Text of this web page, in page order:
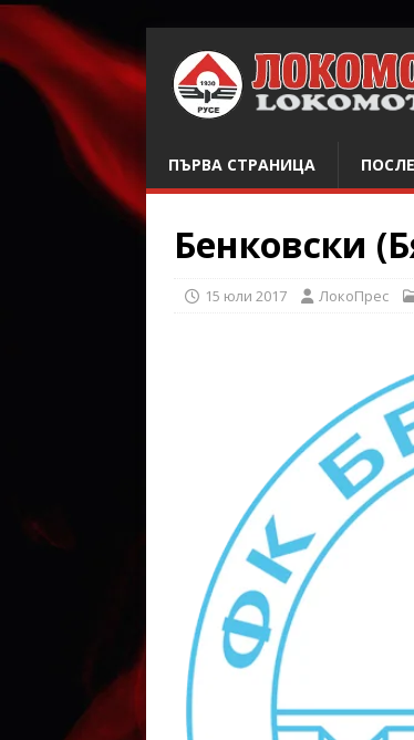
ПЪРВА СТРАНИЦА
Бенковски
15 юли 2017 ЛокоПрес